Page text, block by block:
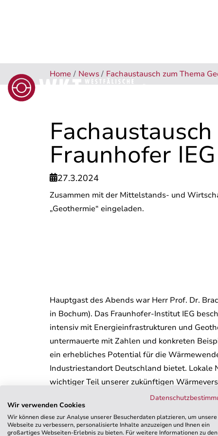
ÜBER UNSPRODUKTE
Home / News / Fachaustausch zum Thema
Fraunhofer
27.3.2024
Zusammen mit der Mittelstands- und
„Geothermie“ eingeladen.
Hauptgast des Abends war Herr Prof. Dr.
in Bochum). Das Fraunhofer-Institut IEG
intensiv mit Energieinfrastrukturen und
untermauerte mit Zahlen und konkreten
ein erhebliches Potential für die
Industriestandort Deutschland bietet. Lokale
wichtiger Teil unserer zukünftigen
WKT haben uns sehr über den intensiven
Zusammenarbeit von Wissenschaft,
für zukünftige Erfolge sein.
Wir verwenden Cookies
Wir können diese zur Analyse unserer Besucherdaten platzieren, um unsere
Webseite zu verbessern, personalisierte Inhalte anzuzeigen und Ihnen ein
großartiges Webseiten-Erlebnis zu bieten. Für weitere Informationen zu